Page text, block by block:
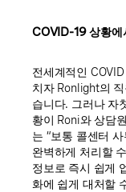
COVID-19 상황에
전세계적인
치자 Ronlight의
습니다. 그러나 자
황이 Roni와 상담
는 “보통 콜센터
완벽하게 처리할
정보로 즉시 쉽게
화에 쉽게 대처할